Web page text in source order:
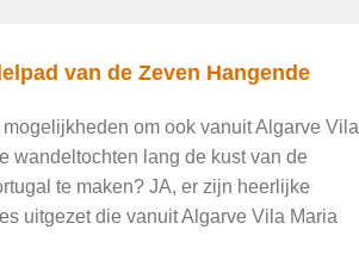
van de Zeven Hangende
om ook vanuit Algarve Vila
wandeltochten lang de kust van de
te maken? JA, er zijn heerlijke
uitgezet die vanuit Algarve Vila Maria